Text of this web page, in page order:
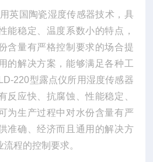
英国陶瓷湿度传感器技术，具
能稳定、温度系数小的特点，
含量有严格控制要求的场合提
的解决方案，能够满足各种工
220型露点仪所用湿度传感器
反应快、抗腐蚀、性能稳定、
为生产过程中对水份含量有严
准确、经济而且通用的解决方
程的控制要求。